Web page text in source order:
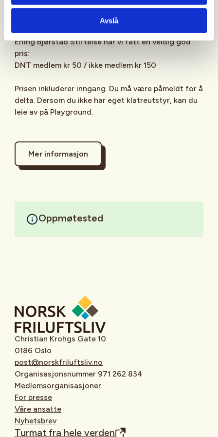
Avslå
Erling Bjørstad Stiftelse har vi fått en veldig god
pris:
DNT medlem kr 50 / ikke medlem kr 150
Prisen inkluderer inngang. Du må være påmeldt for å
delta. Dersom du ikke har eget klatreutstyr, kan du
leie av på Playground.
Mer informasjon
Oppmøtested
Christian Krohgs Gate 10
0186 Oslo
post@norskfriluftsliv.no
Organisasjonsnummer 971 262 834
Medlemsorganisasjoner
For presse
Våre ansatte
Nyhetsbrev
Turmat fra hele verden